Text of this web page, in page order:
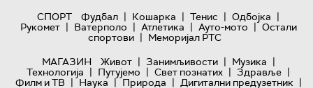
СПОРТ
Фудбал | Кошарка | Тенис | Одбојка |
Рукомет | Ватерполо | Атлетика | Ауто-мото | Остали
спортови | Меморијал РТС
МАГАЗИН
Живот | Занимљивости | Музика |
Технологијa | Путујемо | Свет познатих | Здравље |
Филм и ТВ | Наука | Природа | Дигитални предузетник |